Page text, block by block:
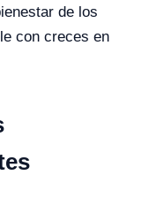
de los
con creces en